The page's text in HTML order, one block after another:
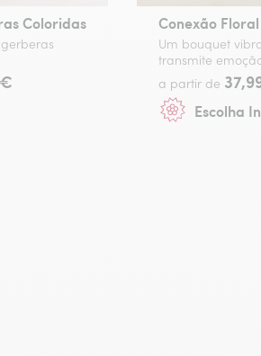
Coloridas Conexão Floral
Um bouquet
transmite
a partir de
Escolha